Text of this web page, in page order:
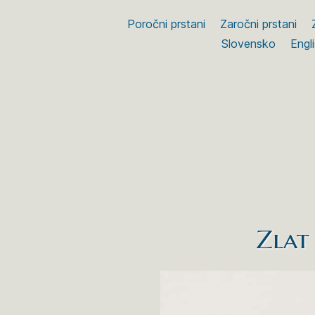
Poročni prstani Zaročni prstani
Slovensko
Zlat